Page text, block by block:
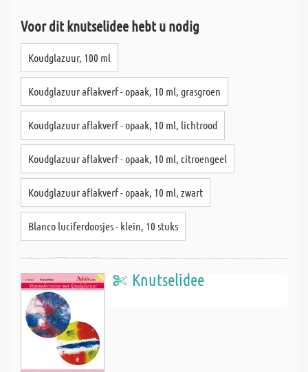
Voor dit knutselidee hebt u nodig
Koudglazuur, 100 ml
Koudglazuur aflakverf - opaak, 10 ml, grasgroen
Koudglazuur aflakverf - opaak, 10 ml, lichtrood
Koudglazuur aflakverf - opaak, 10 ml, citroengeel
Koudglazuur aflakverf - opaak, 10 ml, zwart
Blanco luciferdoosjes - klein, 10 stuks
Knutselidee